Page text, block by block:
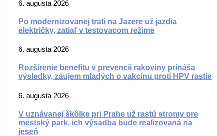
6. augusta 2026
Po modernizovanej trati na Jazere už jazdia
električky, zatiaľ v testovacom režime
6. augusta 2026
Rozšírenie benefitu v prevencii rakoviny prináša
výsledky, záujem mladých o vakcínu proti HPV rastie
6. augusta 2026
V uznávanej škôlke pri Prahe už rastú stromy pre
mestský park, ich výsadba bude realizovaná na
jeseň